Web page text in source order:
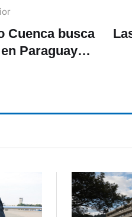
Cuenca busca
Paraguay